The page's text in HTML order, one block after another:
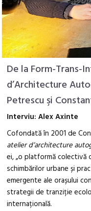
De la Form-Trans-
d’Architecture
Petrescu şi
Interviu: Alex Axinte
Cofondată în 2001 de
atelier d’architecture
ei, „o platformă colectivă
schimbărilor urbane și
emergente ale orașului
strategii de tranziție
internațională.